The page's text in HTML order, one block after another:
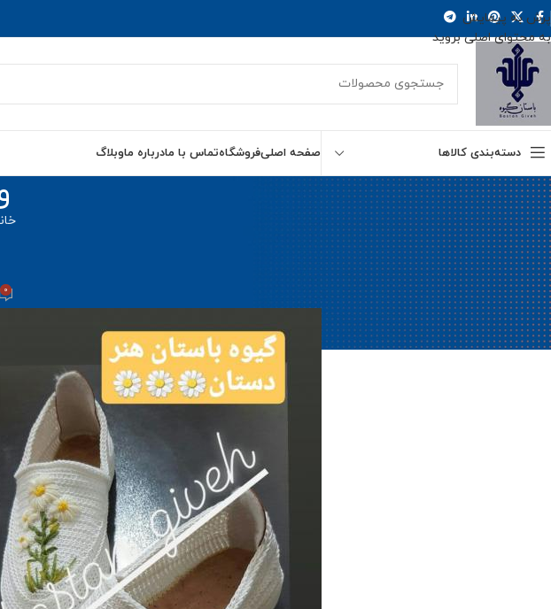
پرش به پیمایش
به محتوای اصلی بروید
دسته‌بندی کالاها صفحه اصلیفروشگاهتماس با مادرباره ماوبلاگ
0